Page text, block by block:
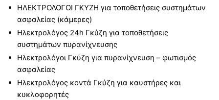
ΗΛΕΚΤΡΟΛΟΓΟΙ ΓΚΥΖΗ για τοποθετήσεις συστημάτων
ασφαλείας (κάμερες)
Ηλεκτρολόγος 24h Γκύζη για τοποθετήσεις
συστημάτων πυρανίχνευσης
Ηλεκτρολόγοι Γκύζη για πυρανίχνευση – φωτισμός
ασφαλείας
Ηλεκτρολόγος κοντά Γκύζη για καυστήρες και
κυκλοφορητές